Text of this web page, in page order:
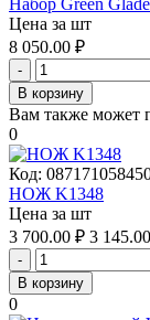
Цена за шт
8 050.00 ₽
-
В корзину
Вам также может
0
Код:
НОЖ K1348
Цена за шт
3 700.00 ₽ 3 145.00
-
В корзину
0